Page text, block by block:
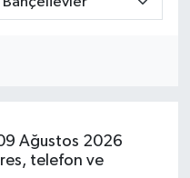
Ağustos 2026
telefon ve